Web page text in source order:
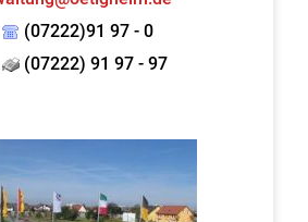
(07222)91 97 - 0
(07222) 91 97 - 97